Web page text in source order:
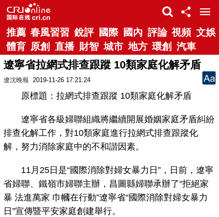
推薦 春風習習 銳評 國際 國內 評論 視頻 文娛
體育 原創 直播 財智 城市 地方 環創 汽車
遼寧省拉網式排查跟蹤 10類家庭化解矛盾
遼沈晚報 2019-11-26 17:21:24
原標題：拉網式排查跟蹤 10類家庭化解矛盾
遼寧省各級婦聯組織將繼續開展婚姻家庭矛盾糾紛
排查化解工作，對10類家庭進行拉網式排查跟蹤化
解，努力消除家庭中的不和諧因素。
11月25日是“國際消除對婦女暴力日”，日前，遼寧
省婦聯、鐵嶺市婦聯主辦，昌圖縣婦聯承辦了“拒絕家
暴 法進萬家 巾幗在行動”遼寧省“國際消除對婦女暴力
日”宣傳暨平安家庭創建舉行。